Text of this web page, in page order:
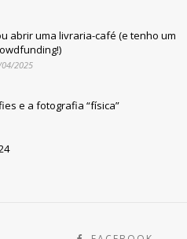
abrir uma livraria-café (e tenho um
04/2025
e a fotografia “física”